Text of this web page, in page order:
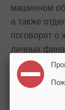
машинном
а также
поговорят о
личных
В пятницу,
часть